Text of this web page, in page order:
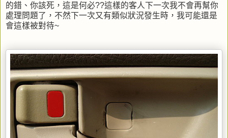
的錯、你該死，這是何必??這樣的客人下一次我不會再幫你
處理問題了，不然下一次又有類似狀況發生時，我可能還是
會這樣被對待~